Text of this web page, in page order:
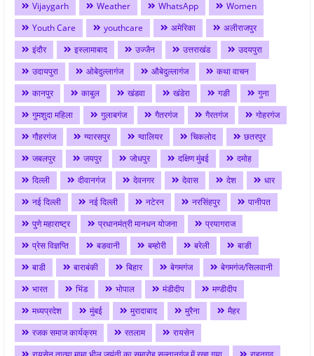
Vijaygarh
Weather WhatsApp
Women
Youth Care
youthcare अमेरिका
अलीराजपुर
इंदौर
इस्लामाबाद उज्जैन उत्तराखंड
उदयपुरा
उदायपुरा
ओबेदुल्लागंज औबेदुल्लागंज
कथा वाचन
कानपुर
काबुल खंडवा खंडेरा गङी
गुना
गुमशुदा महिला
गुलाबगंज गैतरगंज गैरतगंज
गोहरगंज
गौहरगंज
ग्यारसपुर ग्वालियर चिकलोद
छतरपुर
जबलपुर
जयपुर जोधपुर दक्षिण मुंबई
दमोह
दिल्ली
दीवानगंज देवनगर देवास देश
धार
नई दिल्ली
नई दिल्ली नटेरन नरसिंहपुर
पानीपत
पुणे महाराष्ट्र
प्रधानमंत्री मानधन योजना
प्रयागराज
प्रेस विज्ञप्ति
बङवानी बम्होरी बरेली
बाङी
बाडी
बाराबंकी बिहार बेगमगंज
बेगमगंज/सिलवानी
भारत
भिंड भोपाल मंडीदीप
मण्डीदीप
मध्यप्रदेश
मुंबई मुरादाबाद मुरैना
मैहर
रजक समाज कार्यक्रम
रतलाम
रायसेन